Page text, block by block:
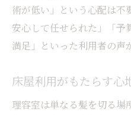
術が低い」という心配は不
安心して任せられた」「予
満足」といった利用者の声
床屋利用がもたらす心
理容室は単なる髪を切る場